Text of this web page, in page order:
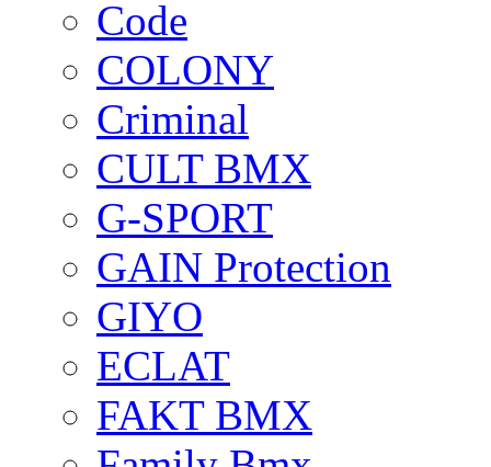
Code
COLONY
Criminal
CULT BMX
G-SPORT
GAIN Protection
GIYO
ECLAT
FAKT BMX